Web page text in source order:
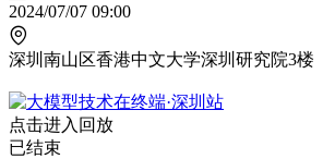
2024/07/07 09:00
深圳南山区香港中文大学深圳研究院3楼
点击进入回放
已结束